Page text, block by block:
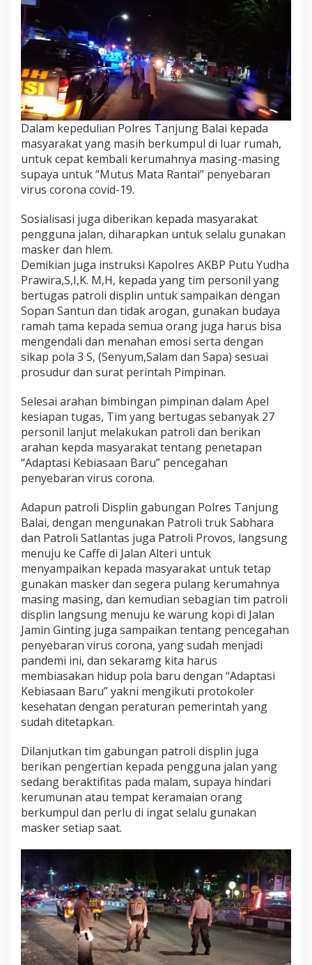
a
s
a
a
n
B
a
r
”
D
e
n
a
n
P
o
l
a
H
i
d
u
p
B
a
r
L
e
i
h
S
e
a
t
Dalam kepedulian Polres Tanjung Balai kepada
masyarakat yang masih berkumpul di luar rumah,
untuk cepat kembali kerumahnya masing-masing
supaya untuk “Mutus Mata Rantai” penyebaran
virus corona covid-19.
Sosialisasi juga diberikan kepada masyarakat
pengguna jalan, diharapkan untuk selalu gunakan
masker dan hlem.
Demikian juga instruksi Kapolres AKBP Putu Yudha
Prawira,S,I,K. M,H, kepada yang tim personil yang
bertugas patroli displin untuk sampaikan dengan
Sopan Santun dan tidak arogan, gunakan budaya
ramah tama kepada semua orang juga harus bisa
mengendali dan menahan emosi serta dengan
sikap pola 3 S, (Senyum,Salam dan Sapa) sesuai
prosudur dan surat perintah Pimpinan.
Selesai arahan bimbingan pimpinan dalam Apel
kesiapan tugas, Tim yang bertugas sebanyak 27
personil lanjut melakukan patroli dan berikan
arahan kepda masyarakat tentang penetapan
“Adaptasi Kebiasaan Baru” pencegahan
penyebaran virus corona.
Adapun patroli Displin gabungan Polres Tanjung
Balai, dengan mengunakan Patroli truk Sabhara
dan Patroli Satlantas juga Patroli Provos, langsung
menuju ke Caffe di Jalan Alteri untuk
menyampaikan kepada masyarakat untuk tetap
gunakan masker dan segera pulang kerumahnya
masing masing, dan kemudian sebagian tim patroli
displin langsung menuju ke warung kopi di Jalan
Jamin Ginting juga sampaikan tentang pencegahan
penyebaran virus corona, yang sudah menjadi
pandemi ini, dan sekaramg kita harus
membiasakan hidup pola baru dengan “Adaptasi
Kebiasaan Baru” yakni mengikuti protokoler
kesehatan dengan peraturan pemerintah yang
sudah ditetapkan.
Dilanjutkan tim gabungan patroli displin juga
berikan pengertian kepada pengguna jalan yang
sedang beraktifitas pada malam, supaya hindari
kerumunan atau tempat keramaian orang
berkumpul dan perlu di ingat selalu gunakan
masker setiap saat.